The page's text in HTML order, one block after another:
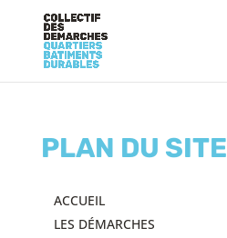
PLAN DU SITE
ACCUEIL
LES DÉMARCHES